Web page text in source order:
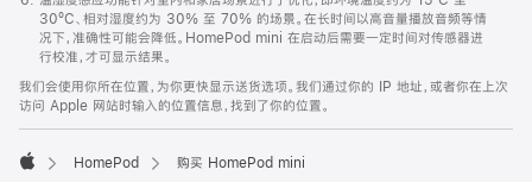
30ºC、相对湿度约为 30% 至 70% 的场景。在长时间以高音量播放音频等情
况下，准确性可能会降低。HomePod mini 在启动后需要一定时间对传感器进
行校准，才可显示结果。
我们会使用你所在位置，为你更快显示送货选项。我们通过你的 IP 地址，或者你在上次
访问 Apple 网站时输入的位置信息，找到了你的位置。
HomePod 购买 HomePod mini